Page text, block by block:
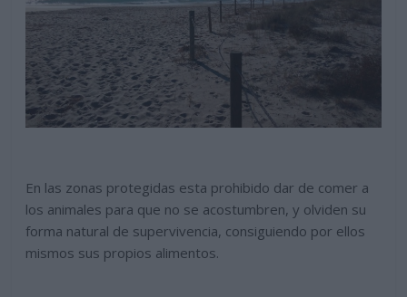
En las zonas protegidas esta prohibido dar de comer a
los animales para que no se acostumbren, y olviden su
forma natural de supervivencia, consiguiendo por ellos
mismos sus propios alimentos.